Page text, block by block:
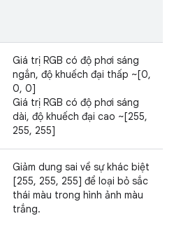
Giá trị RGB có độ phơi sáng
ngắn, độ khuếch đại thấp ~[0,
0, 0]
Giá trị RGB có độ phơi sáng
dài, độ khuếch đại cao ~[255,
255, 255]
Giảm dung sai về sự khác biệt
[255, 255, 255] để loại bỏ sắc
thái màu trong hình ảnh màu
trắng.